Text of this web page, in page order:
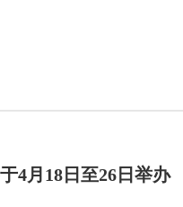
4月18日至26日举办